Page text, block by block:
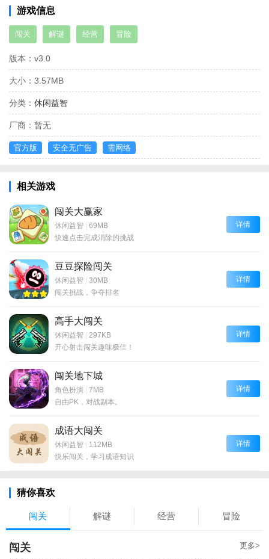
游戏信息
闯关 解谜 经营 冒险
版本： v3.0
大小： 3.57MB
分类： 休闲益智
厂商： 暂无
官方版 安全无广告 需网络
相关游戏
闯关大赢家
休闲益智 | 69MB
快速点击完成消除的挑战
详情
豆豆探险闯关
休闲益智 | 30MB
闯关挑战，争夺排名
详情
高手大闯关
休闲益智 | 297KB
开心射击闯关趣味极佳！
详情
闯关地下城
角色扮演 | 7MB
自由PK，对战副本。
详情
成语大闯关
休闲益智 | 112MB
快乐闯关，学习成语知识
详情
猜你喜欢
闯关 解谜 经营 冒险
闯关 更多>